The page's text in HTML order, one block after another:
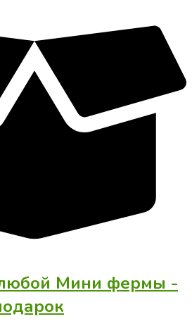
Мини фермы -